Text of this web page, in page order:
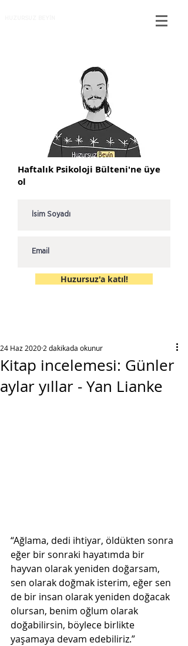
Haftalık Psikoloji Bülteni'ne üye
ol
Huzursuz'a katıl!
Kitap incelemesi: Günler
aylar yıllar - Yan Lianke
24 Haz 2020 2 dakikada okunur
“Ağlama, dedi ihtiyar, öldükten sonra
eğer bir sonraki hayatımda bir
hayvan olarak yeniden doğarsam,
sen olarak doğmak isterim, eğer sen
de bir insan olarak yeniden doğacak
olursan, benim oğlum olarak
doğabilirsin, böylece birlikte
yaşamaya devam edebiliriz.”